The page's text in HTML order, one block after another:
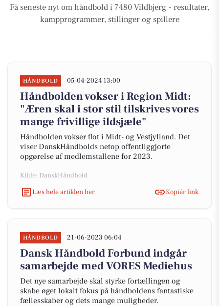
Få seneste nyt om håndbold i 7480 Vildbjerg - resultater,
kampprogrammer, stillinger og spillere
HÅNDBOLD 05-04-2024 13:00
Håndbolden vokser i Region Midt:
"Æren skal i stor stil tilskrives vores
mange frivillige ildsjæle"
Håndbolden vokser flot i Midt- og Vestjylland. Det
viser DanskHåndbolds netop offentliggjorte
opgørelse af medlemstallene for 2023.
Kilde: DanskHåndbold
Læs hele artiklen her
Kopiér link
HÅNDBOLD 21-06-2023 06:04
Dansk Håndbold Forbund indgår
samarbejde med VORES Mediehus
Det nye samarbejde skal styrke fortællingen og
skabe øget lokalt fokus på håndboldens fantastiske
fællesskaber og dets mange muligheder.